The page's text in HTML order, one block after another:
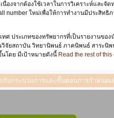
องจากต้องใช้เวลาในการวิเคราะห์และ
ใหม่เพื่อให้การทำงานมีประสิท
ศ ประเภทของทรัพยากรที่เป็นรายงานข
จัยสถาบัน วิทยานิพนธ์ ภาคนิพนธ์ สาระนิพ
โดย มีเป้าหมายดังนี้ Read the rest of this
รับกระบวนการและขั้นตอนการกำหนด